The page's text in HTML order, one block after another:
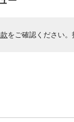
をご確認ください。